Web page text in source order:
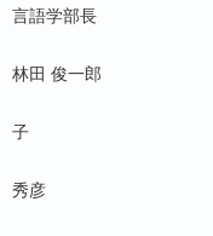
言語学部長
林田 俊一郎
生活科
子
短期大
秀彦